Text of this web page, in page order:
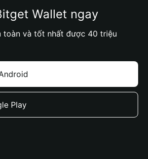
Wallet ngay
toàn và tốt nhất được 40 triệu
Play